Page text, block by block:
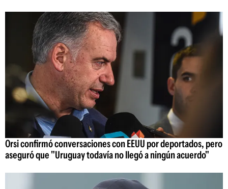
Orsi confirmó conversaciones con EEUU por deportados, pero
aseguró que "Uruguay todavía no llegó a ningún acuerdo"